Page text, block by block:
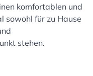
komfortablen und
sowohl für zu Hause
stehen.